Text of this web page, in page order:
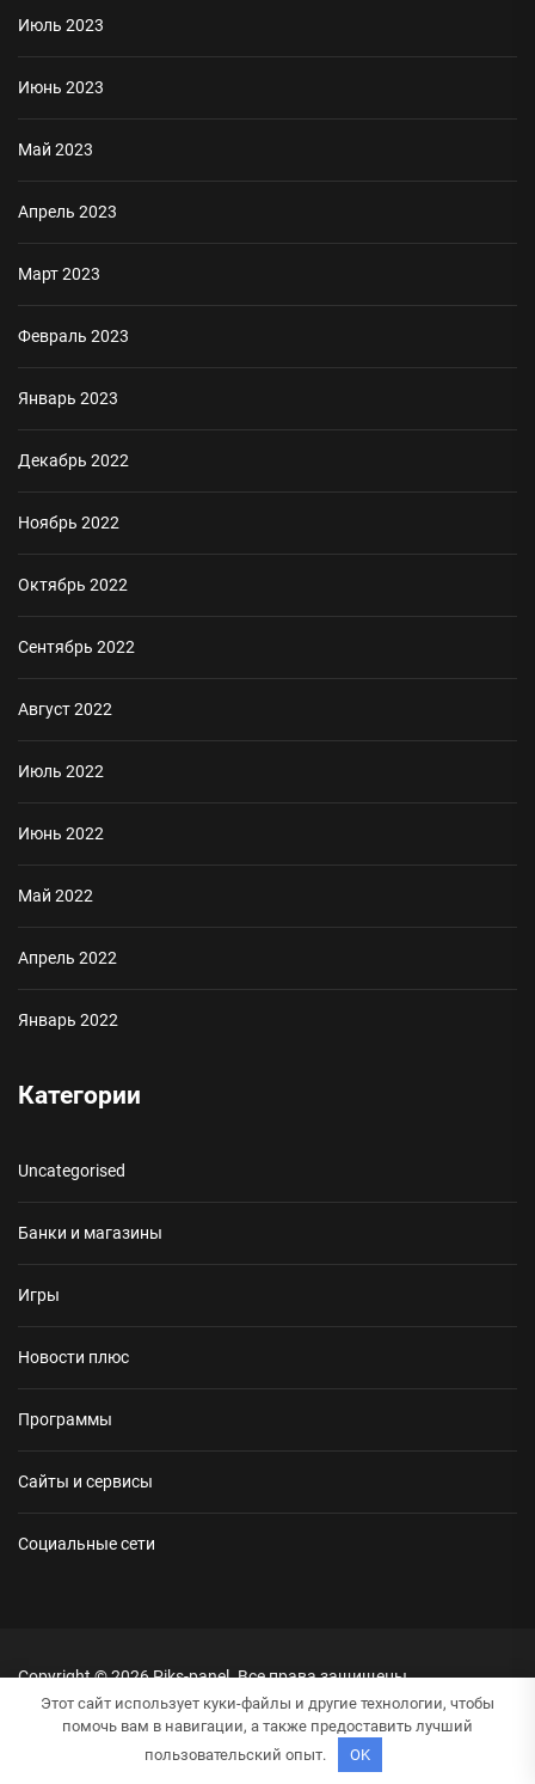
Июль 2023
Июнь 2023
Май 2023
Апрель 2023
Март 2023
Февраль 2023
Январь 2023
Декабрь 2022
Ноябрь 2022
Октябрь 2022
Сентябрь 2022
Август 2022
Июль 2022
Июнь 2022
Май 2022
Апрель 2022
Январь 2022
Категории
Uncategorised
Банки и магазины
Игры
Новости плюс
Программы
Сайты и сервисы
Социальные сети
Copyright © 2026Piks-panel.Все права защищены.
Тема: NewsRepublic ОтThemeinwp. На платформеWordPress.
Этот сайт использует куки-файлы и другие технологии, чтобы
помочь вам в навигации, а также предоставить лучший
пользовательский опыт.
OK